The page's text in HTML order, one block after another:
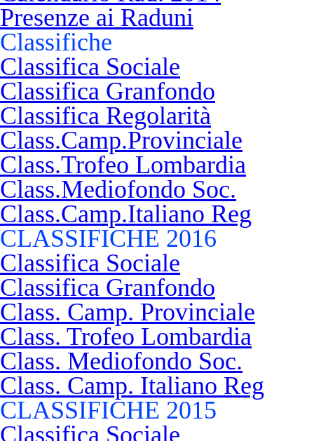
Presenze ai Raduni
Classifiche
Classifica Sociale
Classifica Granfondo
Classifica Regolarità
Class.Camp.Provinciale
Class.Trofeo Lombardia
Class.Mediofondo Soc.
Class.Camp.Italiano Reg
CLASSIFICHE 2016
Classifica Sociale
Classifica Granfondo
Class. Camp. Provinciale
Class. Trofeo Lombardia
Class. Mediofondo Soc.
Class. Camp. Italiano Reg
CLASSIFICHE 2015
Classifica Sociale